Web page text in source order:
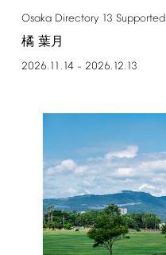
Osaka Directory 13 Supported
橘 葉月
2026.11.14– 2026.12.13